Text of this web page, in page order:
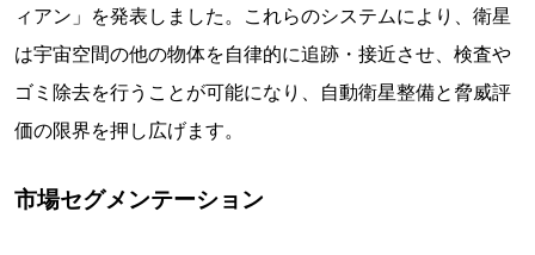
ィアン」を発表しました。これらのシステムにより、衛星
は宇宙空間の他の物体を自律的に追跡・接近させ、検査や
ゴミ除去を行うことが可能になり、自動衛星整備と脅威評
価の限界を押し広げます。
市場セグメンテーション